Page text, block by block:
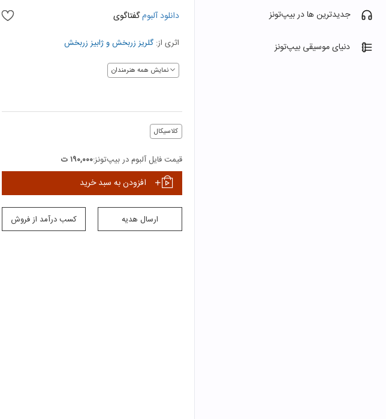
جدیدترین ها در بیپ‌تونز
دنیای موسیقی بیپ‌تونز
دانلود آلبومگفتاگوی
اثری از: گلریز زربخشوژابیز زربخش
نمایش همه هنرمندان
کلاسیکال
قیمت فایل آلبوم در بیپ‌تونز:۱۹۰,۰۰۰ ت
افزودن به سبد خرید
ارسال هدیه کسب درآمد از فروش